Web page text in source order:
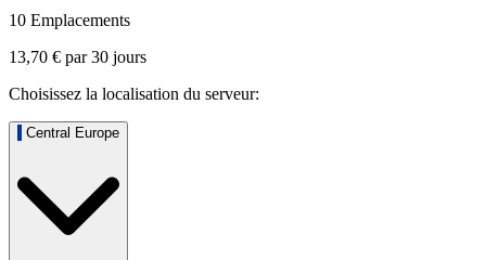
10 Emplacements
13,70 € par30 jours
Choisissez la localisation du serveur:
Central Europe